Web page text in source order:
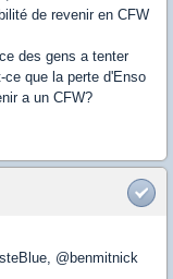
de revenir en CFW
des gens a tenter
ce que la perte d'Enso
a un CFW?
@benmitnick